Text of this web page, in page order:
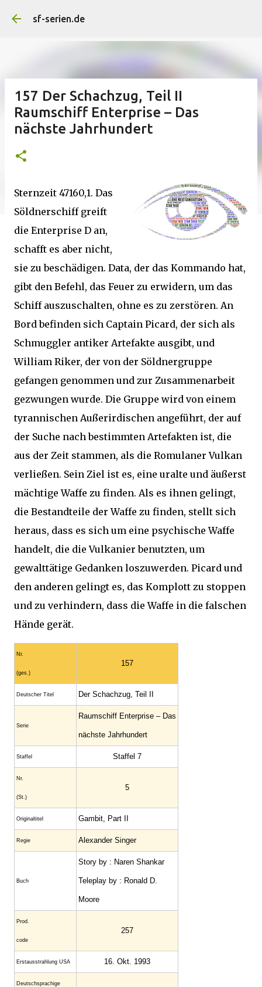
sf-serien.de
157 Der Schachzug, Teil II
Raumschiff Enterprise – Das
nächste Jahrhundert
Sternzeit 47160,1. Das
Söldnerschiff greift
die Enterprise D an,
schafft es aber nicht,
sie zu beschädigen. Data, der das Kommando hat,
gibt den Befehl, das Feuer zu erwidern, um das
Schiff auszuschalten, ohne es zu zerstören. An
Bord befinden sich Captain Picard, der sich als
Schmuggler antiker Artefakte ausgibt, und
William Riker, der von der Söldnergruppe
gefangen genommen und zur Zusammenarbeit
gezwungen wurde. Die Gruppe wird von einem
tyrannischen Außerirdischen angeführt, der auf
der Suche nach bestimmten Artefakten ist, die
aus der Zeit stammen, als die Romulaner Vulkan
verließen. Sein Ziel ist es, eine uralte und äußerst
mächtige Waffe zu finden. Als es ihnen gelingt,
die Bestandteile der Waffe zu finden, stellt sich
heraus, dass es sich um eine psychische Waffe
handelt, die die Vulkanier benutzten, um
gewalttätige Gedanken loszuwerden. Picard und
den anderen gelingt es, das Komplott zu stoppen
und zu verhindern, dass die Waffe in die falschen
Hände gerät.
Nr.
(ges.)
157
Deutscher Titel Der Schachzug, Teil II
Serie
Raumschiff Enterprise – Das
nächste Jahrhundert
Staffel Staffel 7
Nr.
(St.)
5
Original­titel Gambit, Part II
Regie Alexander Singer
Buch
Story by : Naren Shankar
Teleplay by : Ronald D.
Moore
Prod.
code
257
Erstaus­strahlung USA 16. Okt. 1993
Deutsch­sprachige